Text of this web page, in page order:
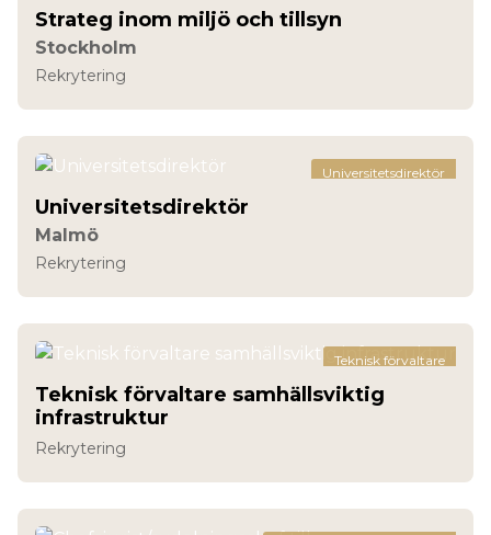
Strateg inom miljö och tillsyn
Stockholm
Rekrytering
Universitetsdirektör
Universitetsdirektör
Malmö
Rekrytering
Teknisk förvaltare
Teknisk förvaltare samhällsviktig
infrastruktur
Rekrytering